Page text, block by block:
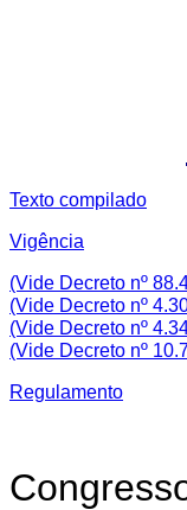
Texto compilado
Vigência
(Vide Decreto nº
(Vide Decreto nº
(Vide Decreto nº
(Vide Decreto nº
Regulamento
O